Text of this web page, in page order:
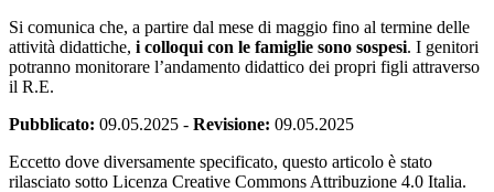
Si comunica che, a partire dal mese di maggio fino al termine delle
attività didattiche, i colloqui con le famiglie sono sospesi. I genitori
potranno monitorare l’andamento didattico dei propri figli attraverso
il R.E.
Pubblicato: 09.05.2025 - Revisione: 09.05.2025
Eccetto dove diversamente specificato, questo articolo è stato
rilasciato sotto Licenza Creative Commons Attribuzione 4.0 Italia.